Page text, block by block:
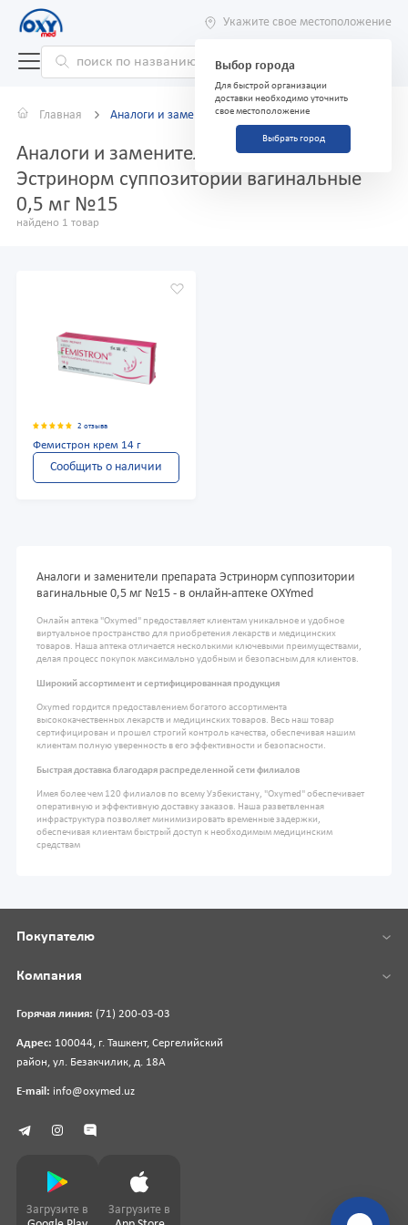
Укажите свое местоположение
Выбор города
Для быстрой организации
доставки необходимо уточнить
свое местоположение
Выбрать город
Главная Аналоги и заменители
Аналоги и заменители препарата
Эстринорм суппозитории вагинальные
0,5 мг №15
найдено 1 товар
2 отзыва
Фемистрон крем 14 г
Сообщить о наличии
Аналоги и заменители препарата Эстринорм суппозитории
вагинальные 0,5 мг №15 - в онлайн-аптеке OXYmed
Онлайн аптека "Oxymed" предоставляет клиентам уникальное и удобное
виртуальное пространство для приобретения лекарств и медицинских
товаров. Наша аптека отличается несколькими ключевыми преимуществами,
делая процесс покупок максимально удобным и безопасным для клиентов.
Широкий ассортимент и сертифицированная продукция
Oxymed гордится предоставлением богатого ассортимента
высококачественных лекарств и медицинских товаров. Весь наш товар
сертифицирован и прошел строгий контроль качества, обеспечивая нашим
клиентам полную уверенность в его эффективности и безопасности.
Быстрая доставка благодаря распределенной сети филиалов
Имея более чем 120 филиалов по всему Узбекистану, "Oxymed" обеспечивает
оперативную и эффективную доставку заказов. Наша разветвленная
инфраструктура позволяет минимизировать временные задержки,
обеспечивая клиентам быстрый доступ к необходимым медицинским
средствам
Горячая линия: (71) 200-03-03
Адрес: 100044, г. Ташкент, Сергелийский
район, ул. Безакчилик, д. 18А
E-mail: info@oxymed.uz
Покупателю
Компания
Загрузите в
Загрузите в